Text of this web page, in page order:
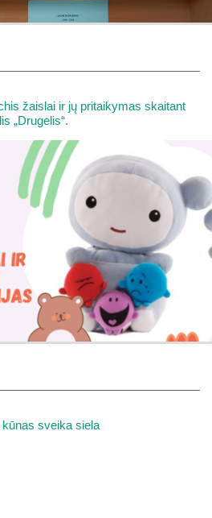
žaislai ir jų pritaikymas skaitant
„Drugelis“.
sveika siela